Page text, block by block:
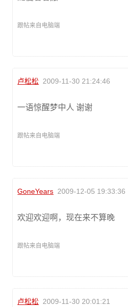
跟帖来自电脑端
卢松松 2009-11-30 21:24:46
一语惊醒梦中人 谢谢
跟帖来自电脑端
GoneYears 2009-12-05 19:33:36
欢迎欢迎啊，现在来不算晚
跟帖来自电脑端
卢松松 2009-11-30 20:01:21